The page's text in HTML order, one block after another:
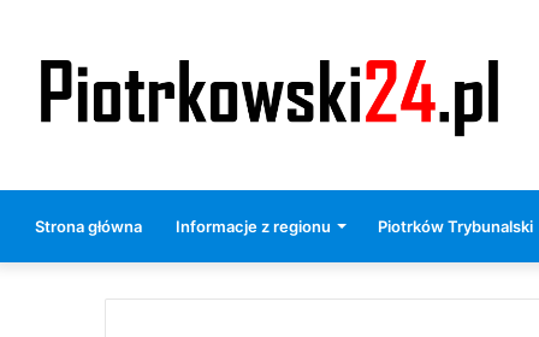
Strona główna Informacje z regionu Piotrków Trybunalski